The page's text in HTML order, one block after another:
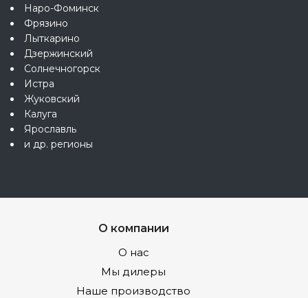
Наро-Фоминск
Фрязино
Лыткарино
Дзержинский
Солнечногорск
Истра
Жуковский
Калуга
Ярославль
и др. регионы
О компании
О нас
Мы дилеры
Наше производство